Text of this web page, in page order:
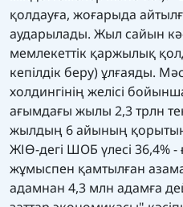
қолдауға, жоғарыда
аударылады. Жыл сайын
мемлекеттік қаржылық
кепілдік беру) ұлғаяды.
холдингінің желісі
ағымдағы жылы 2,3 трлн
жылдың 6 айының
ЖІӨ-дегі ШОБ үлесі 36,4% -
жұмыспен қамтылған
адамнан 4,3 млн адамға